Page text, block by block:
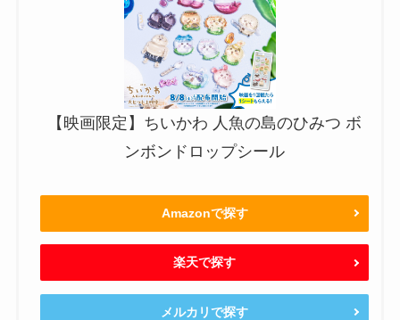
【映画限定】ちいかわ 人魚の島のひみつ ボ
ンボンドロップシール
Amazonで探す
楽天で探す
メルカリで探す